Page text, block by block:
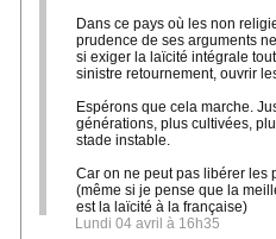
Dans ce pays où les non
prudence de ses arguments
si exiger la laïcité intégrale
sinistre retournement, ouvrir
Espérons que cela marche.
générations, plus cultivées,
stade instable.
Car on ne peut pas libérer les
(même si je pense que la
est la laïcité à la française)
Lundi 04 avril à 16h35